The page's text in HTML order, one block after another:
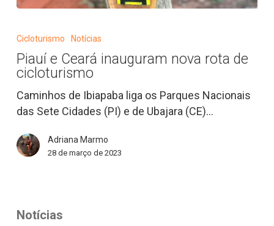
e
inauguram
nova
rota
de
Cicloturismo Notícias
Piauí e Ceará inauguram nova rota de
cicloturismo
Caminhos de Ibiapaba liga os Parques Nacionais
das Sete Cidades (PI) e de Ubajara (CE)…
Adriana Marmo
28 de março de 2023
Notícias